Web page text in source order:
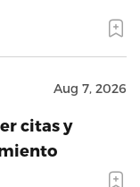
Aug 7, 2026
citas y